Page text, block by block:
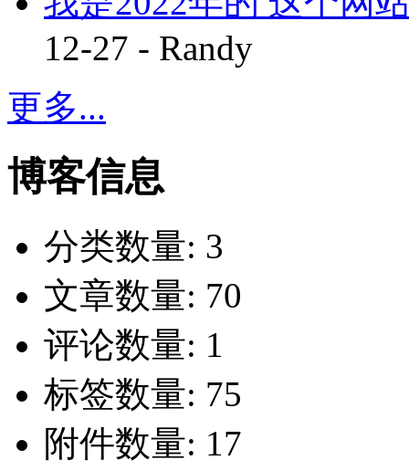
12-27 - Randy
更多...
博客信息
分类数量: 3
文章数量: 70
评论数量: 1
标签数量: 75
附件数量: 17